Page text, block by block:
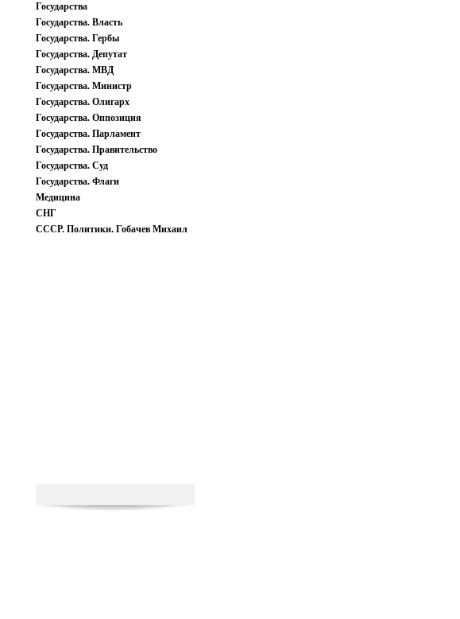
Государства
Государства. Власть
Государства. Гербы
Государства. Депутат
Государства. МВД
Государства. Министр
Государства. Олигарх
Государства. Оппозиция
Государства. Парламент
Государства. Правительство
Государства. Суд
Государства. Флаги
Медицина
СНГ
СССР. Политики. Гобачев Михаил